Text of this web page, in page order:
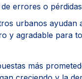
errores o
urbanos
y agradable para
más